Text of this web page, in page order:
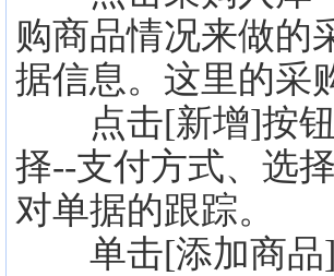
购商品情况来做的
据信息。这里的采
点击[新增]按钮
择--支付方式、选
对单据的跟踪。
单击[添加商品]